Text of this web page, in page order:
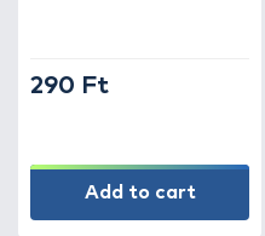
290 Ft
Add to cart